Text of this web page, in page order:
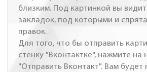
близким. Под картинкой вы
закладок, под которыми и
правок.
Для того, что бы отправить
стенку "Вконтактке", нажмите на
"Отправить Вконтакт". Вам